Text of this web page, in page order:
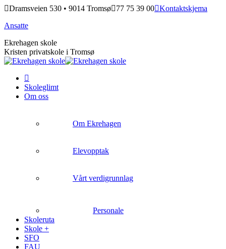
Skip
content
Dramsveien 530 • 9014 Tromsø 77 75 39 00 Kontaktskjema
Ansatte
Ekrehagen skole
Kristen privatskole i Tromsø
Skoleglimt
Om oss
Om Ekrehagen
Elevopptak
Vårt verdigrunnlag
Personale
Skoleruta
Skole +
SFO
FAU